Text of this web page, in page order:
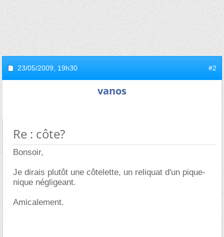
23/05/2009, 19h30 #2
vanos
Re : côte?
Bonsoir,
Je dirais plutôt une côtelette, un reliquat d'un pique-
nique négligeant.
Amicalement.